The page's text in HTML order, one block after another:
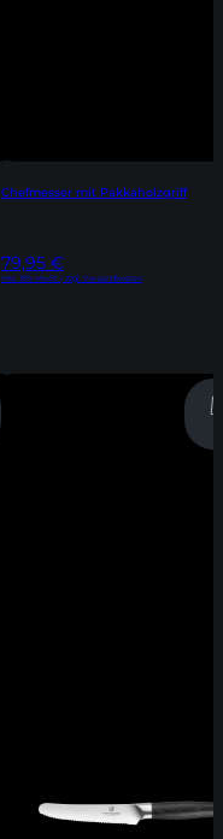
Chefmesser mit Pakkaholzgriff
79,95 €
Inkl. 19% MwSt | zzgl. Versandkosten